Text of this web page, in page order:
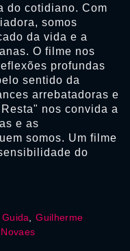
do cotidiano. Com
somos
da vida e a
O filme nos
profundas
sentido da
arrebatadoras e
nos convida a
e as
somos. Um filme
do
,Guilherme